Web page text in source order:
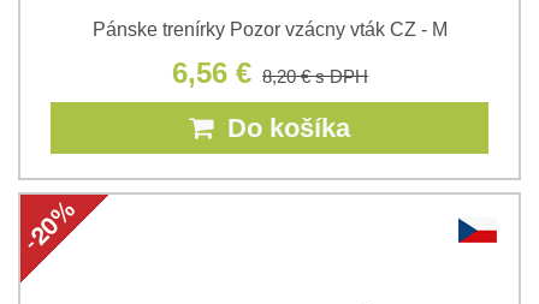
Pánske trenírky Pozor vzácny vták CZ - M
6,56 € 8,20 €s DPH
Do košíka